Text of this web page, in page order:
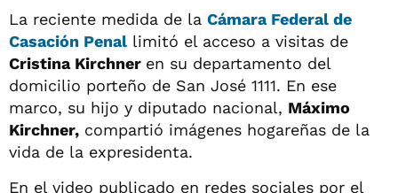
La reciente medida de la Cámara Federal de
Casación Penal limitó el acceso a visitas de
Cristina Kirchner en su departamento del
domicilio porteño de San José 1111. En ese
marco, su hijo y diputado nacional, Máximo
Kirchner, compartió imágenes hogareñas de la
vida de la expresidenta.
En el video publicado en redes sociales por el